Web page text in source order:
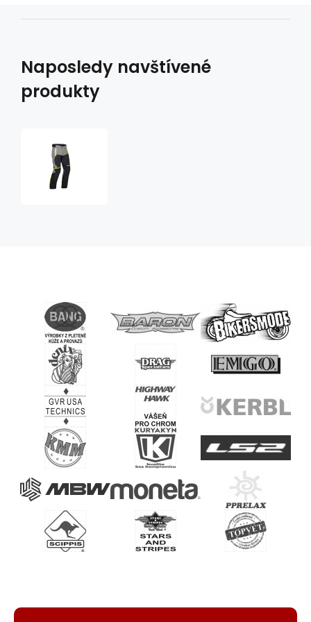
Naposledy navštívené
produkty